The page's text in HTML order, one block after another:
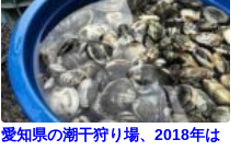
愛知県の潮干狩り場、2018年は